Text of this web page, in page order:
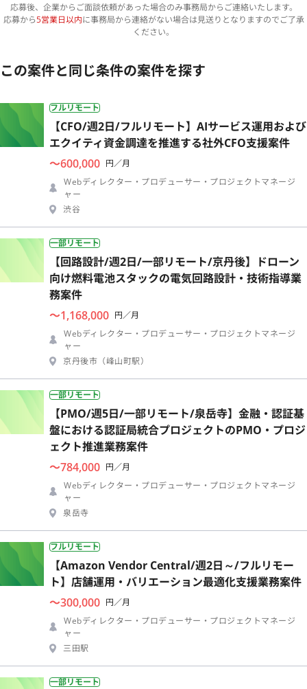
応募後、企業からご面談依頼があった場合のみ事務局からご連絡いたします。
応募から5営業日以内に事務局から連絡がない場合は見送りとなりますのでご了承
ください。
この案件と同じ条件の案件を探す
フルリモート
【CFO/週2日/フルリモート】AIサービス運用および
エクイティ資金調達を推進する社外CFO支援案件
〜600,000 円／月
Webディレクター・プロデューサー・プロジェクトマネージ
ャー
渋谷
一部リモート
【回路設計/週2日/一部リモート/京丹後】ドローン
向け燃料電池スタックの電気回路設計・技術指導業
務案件
〜1,168,000 円／月
Webディレクター・プロデューサー・プロジェクトマネージ
ャー
京丹後市（峰山町駅）
一部リモート
【PMO/週5日/一部リモート/泉岳寺】金融・認証基
盤における認証局統合プロジェクトのPMO・プロジ
ェクト推進業務案件
〜784,000 円／月
Webディレクター・プロデューサー・プロジェクトマネージ
ャー
泉岳寺
フルリモート
【Amazon Vendor Central/週2日～/フルリモー
ト】店舗運用・バリエーション最適化支援業務案件
〜300,000 円／月
Webディレクター・プロデューサー・プロジェクトマネージ
ャー
三田駅
一部リモート